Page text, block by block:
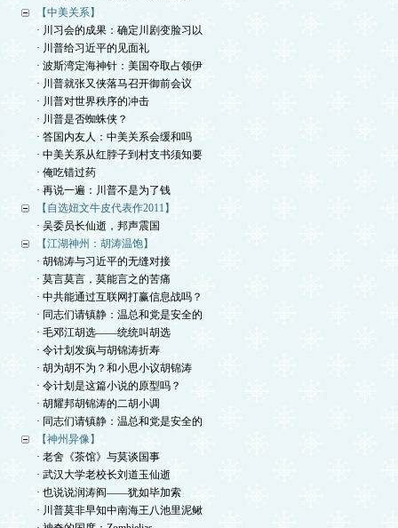
【中美关系】
· 川习会的成果：确定川剧变脸习以
· 川普给习近平的见面礼
· 波斯湾定海神针：美国夺取占领伊
· 川普就张又侠落马召开御前会议
· 川普对世界秩序的冲击
· 川普是否蜘蛛侠？
· 答国内友人：中美关系会缓和吗
· 中美关系从红脖子到村支书须知要
· 俺吃错过药
· 再说一遍：川普不是为了钱
【自选妞文牛皮代表作2011】
· 吴委员长仙逝，邦声震国
【江湖神州：胡涛温饱】
· 胡锦涛与习近平的无缝对接
· 莫言莫言，莫能言之的苦痛
· 中共能通过互联网打赢信息战吗？
· 同志们请镇静：温总和党是安全的
· 毛邓江胡选——统统叫胡选
· 令计划发疯与胡锦涛折寿
· 胡为胡不为？和小思小议胡锦涛
· 令计划是这篇小说的原型吗？
· 胡耀邦胡锦涛的二胡小调
· 同志们请镇静：温总和党是安全的
【神州异像】
· 老舍《茶馆》与莫谈国事
· 武汉大学老校长刘道玉仙逝
· 也说说润涛阎——犹如毕加索
· 川普莫非早知中南海王八池里泥鳅